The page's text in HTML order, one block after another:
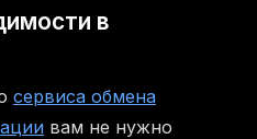
в
сервиса обмена
вам не нужно